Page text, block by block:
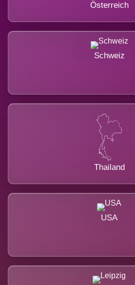
Österreich
Schweiz
Thailand
USA